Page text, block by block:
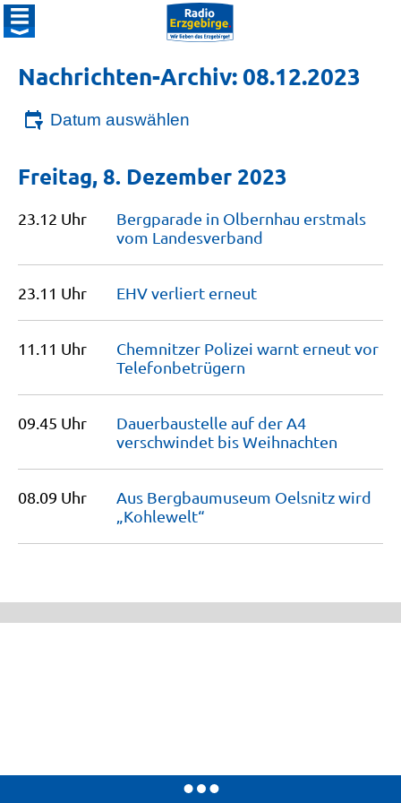
Nachrichten-Archiv: 08.12.2023
Datum auswählen
Freitag, 8. Dezember 2023
23.12 Uhr
Bergparade in Olbernhau erstmals
vom Landesverband
23.11 Uhr EHV verliert erneut
11.11 Uhr
Chemnitzer Polizei warnt erneut vor
Telefonbetrügern
09.45 Uhr
Dauerbaustelle auf der A4
verschwindet bisWeihnachten
08.09 Uhr
Aus Bergbaumuseum Oelsnitz wird
„Kohlewelt“